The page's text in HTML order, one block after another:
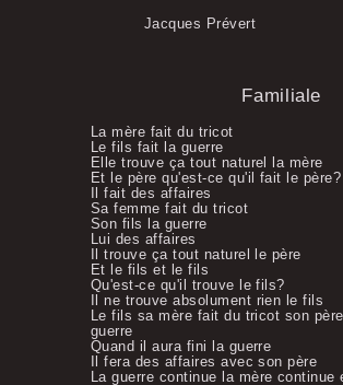
Jacques Prévert
Familiale
La mère fait du tricot
Le fils fait la guerre
Elle trouve ça tout naturel la mère
Et le père qu'est-ce qu'il fait le père?
Il fait des affaires
Sa femme fait du tricot
Son fils la guerre
Lui des affaires
Il trouve ça tout naturel le père
Et le fils et le fils
Qu'est-ce qu'il trouve le fils?
Il ne trouve absolument rien le fils
Le fils sa mère fait du tricot son
guerre
Quand il aura fini la guerre
Il fera des affaires avec son père
La guerre continue la mère continue